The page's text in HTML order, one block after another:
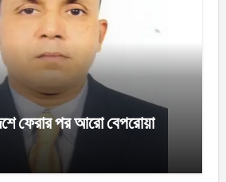
ফেরার পর আরো বেপরোয়া